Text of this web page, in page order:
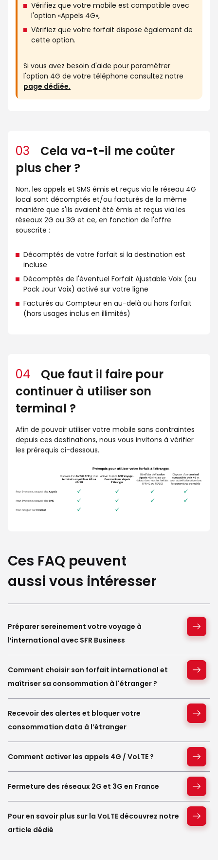
Vérifiez que votre mobile est compatible avec
l'option «Appels 4G»,
Vérifiez que votre forfait dispose également de
cette option.
Si vous avez besoin d'aide pour paramétrer
l'option 4G de votre téléphone consultez notre
page dédiée.
03
Cela va-t-il me coûter
plus cher ?
Non, les appels et SMS émis et reçus via le réseau 4G
local sont décomptés et/ou facturés de la même
manière que s'ils avaient été émis et reçus via les
réseaux 2G ou 3G et ce, en fonction de l'offre
souscrite :
Décomptés de votre forfait si la destination est
incluse
Décomptés de l'éventuel Forfait Ajustable Voix (ou
Pack Jour Voix) activé sur votre ligne
Facturés au Compteur en au-delà ou hors forfait
(hors usages inclus en illimités)
04
Que faut il faire pour
continuer à utiliser son
terminal ?
Afin de pouvoir utiliser votre mobile sans contraintes
depuis ces destinations, nous vous invitons à vérifier
les prérequis ci-dessous.
Ces FAQ peuvent
aussi vous intéresser
Préparer sereinement votre voyage à
l’international avec SFR Business
Comment choisir son forfait international et
maîtriser sa consommation à l'étranger ?
Recevoir des alertes et bloquer votre
consommation data à l’étranger
Comment activer les appels 4G / VoLTE ?
Fermeture des réseaux 2G et 3G en France
Pour en savoir plus sur la VoLTE découvrez notre
article dédié